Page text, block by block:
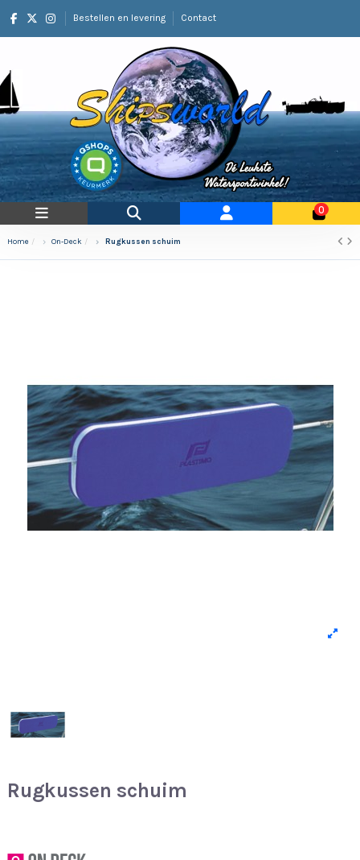
Bestellen en levering Contact
0
Home On-Deck Rugkussen schuim
Rugkussen schuim